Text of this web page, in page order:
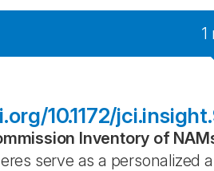
1
10.1172/
Inventory of
serve as a personalized